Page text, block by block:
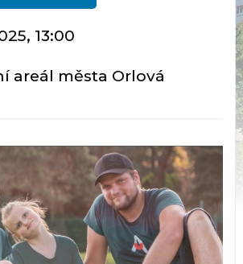
13:00
areál města Orlová